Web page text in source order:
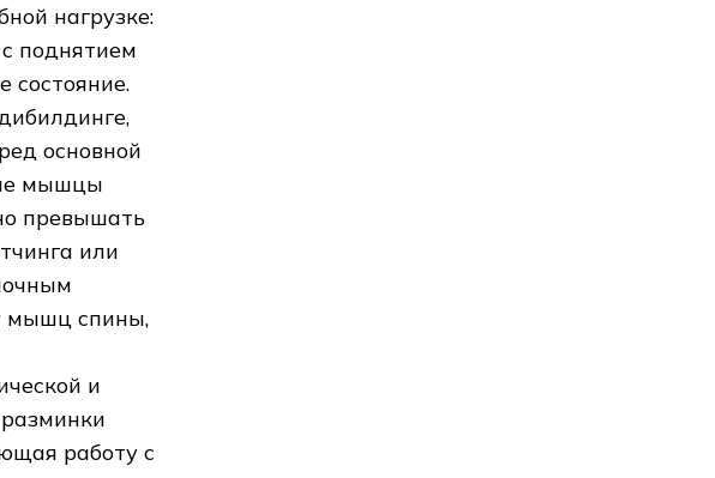
нагрузке:
поднятием
состояние.
основной
мышцы
превышать
или
мышц спины,
и
работу с